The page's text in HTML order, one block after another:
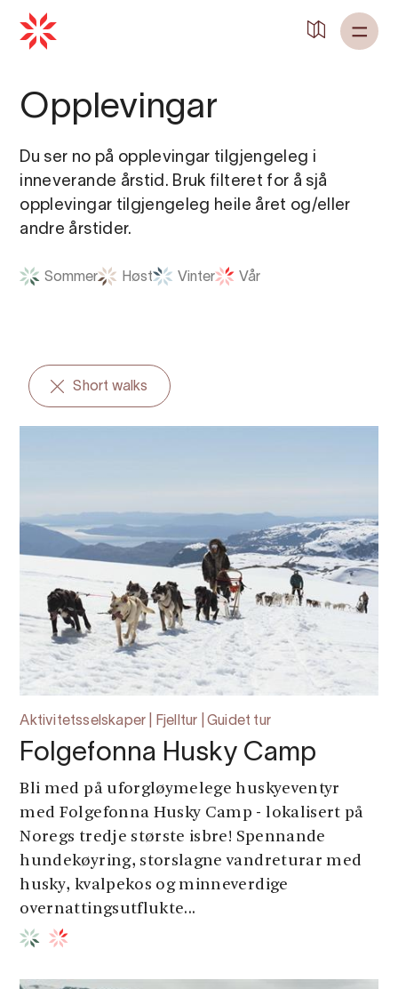
Opplevingar
Du ser no på opplevingar tilgjengeleg i
inneverande årstid. Bruk filteret for å sjå
opplevingar tilgjengeleg heile året og/eller
andre årstider.
Sommer Høst Vinter Vår
Short walks
Aktivitetsselskaper | Fjelltur | Guidet tur
Folgefonna Husky Camp
Bli med på uforgløymelege huskyeventyr
med Folgefonna Husky Camp - lokalisert på
Noregs tredje største isbre! Spennande
hundekøyring, storslagne vandreturar med
husky, kvalpekos og minneverdige
overnattingsutflukte...